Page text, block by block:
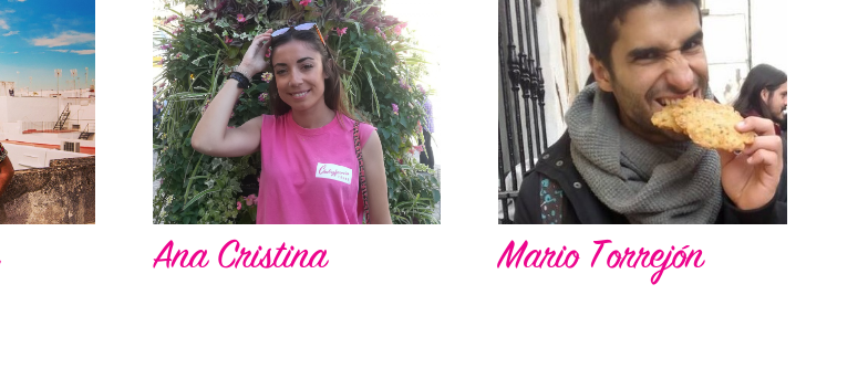
Ana Cristina Mario Torrejón